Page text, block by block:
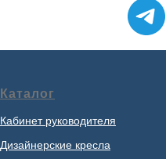
Каталог
Кабинет руководителя
Дизайнерские кресла